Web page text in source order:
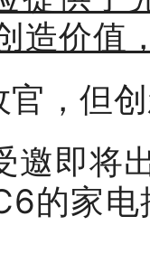
造价值
官，但
邀即将
的家